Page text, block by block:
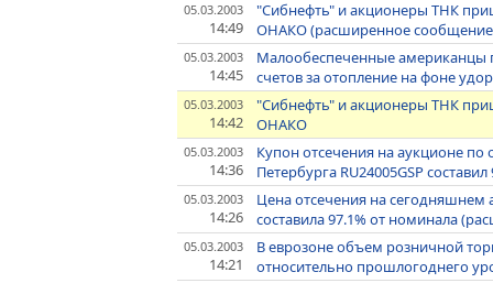
05.03.2003
14:49
"Сибнефть" и акционеры ТНК
ОНАКО (расширенное
05.03.2003
14:45
Малообеспеченные американцы
счетов за отопление на фоне
05.03.2003
14:42
"Сибнефть" и акционеры ТНК
ОНАКО
05.03.2003
14:36
Купон отсечения на аукционе
Петербурга RU24005GSP составил
05.03.2003
14:26
Цена отсечения на
составила 97.1% от номинала
05.03.2003
14:21
В еврозоне объем розничной
относительно прошлогоднего